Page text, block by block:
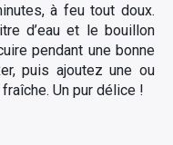
à feu tout doux.
d’eau et le bouillon
pendant une bonne
puis ajoutez une ou
Un pur délice !